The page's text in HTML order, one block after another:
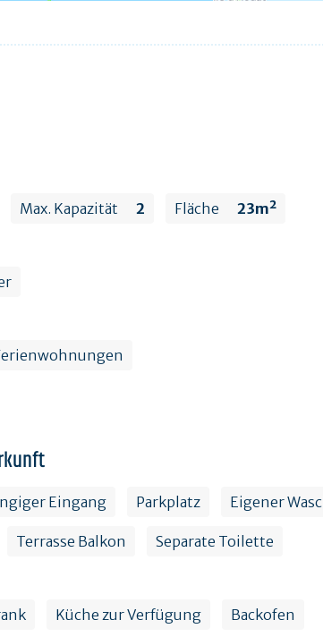
Max. Kapazität 2 Fläche 23m²
Eingang Parkplatz Eigener
Terrasse Balkon Separate Toilette
Küche zur Verfügung Backofen